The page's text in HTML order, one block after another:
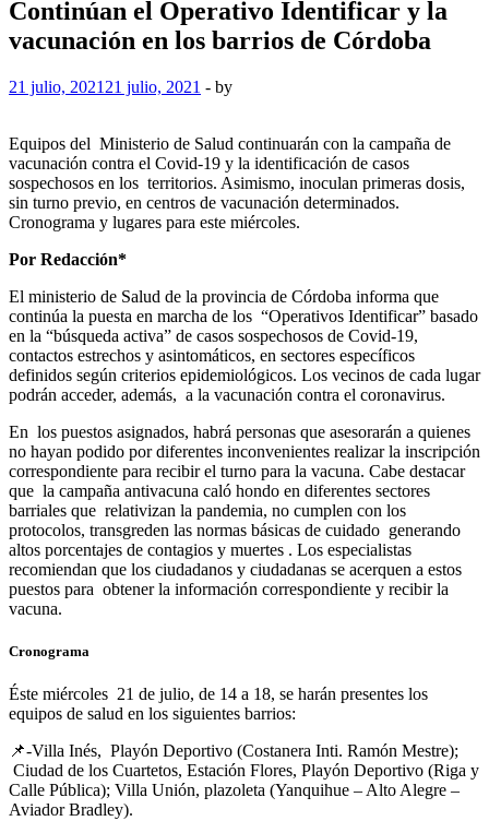
Continúan el Operativo Identificar y la
vacunación en los barrios de Córdoba
21 julio, 2021 21 julio, 2021 - by
Equipos del Ministerio de Salud continuarán con la campaña de
vacunación contra el Covid-19 y la identificación de casos
sospechosos en los territorios. Asimismo, inoculan primeras dosis,
sin turno previo, en centros de vacunación determinados.
Cronograma y lugares para este miércoles.
Por Redacción*
El ministerio de Salud de la provincia de Córdoba informa que
continúa la puesta en marcha de los “Operativos Identificar” basado
en la “búsqueda activa” de casos sospechosos de Covid-19,
contactos estrechos y asintomáticos, en sectores específicos
definidos según criterios epidemiológicos. Los vecinos de cada lugar
podrán acceder, además, a la vacunación contra el coronavirus.
En los puestos asignados, habrá personas que asesorarán a quienes
no hayan podido por diferentes inconvenientes realizar la inscripción
correspondiente para recibir el turno para la vacuna. Cabe destacar
que la campaña antivacuna caló hondo en diferentes sectores
barriales que relativizan la pandemia, no cumplen con los
protocolos, transgreden las normas básicas de cuidado generando
altos porcentajes de contagios y muertes . Los especialistas
recomiendan que los ciudadanos y ciudadanas se acerquen a estos
puestos para obtener la información correspondiente y recibir la
vacuna.
Cronograma
Éste miércoles 21 de julio, de 14 a 18, se harán presentes los
equipos de salud en los siguientes barrios:
📌-Villa Inés, Playón Deportivo (Costanera Inti. Ramón Mestre);
Ciudad de los Cuartetos, Estación Flores, Playón Deportivo (Riga y
Calle Pública); Villa Unión, plazoleta (Yanquihue – Alto Alegre –
Aviador Bradley).